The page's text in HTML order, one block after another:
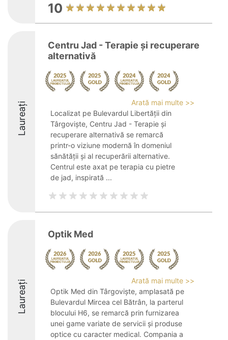
10
Laureați
Centru Jad - Terapie și recuperare
alternativă
Arată mai multe >>
Localizat pe Bulevardul Libertății din
Târgoviște, Centru Jad - Terapie și
recuperare alternativă se remarcă
printr-o viziune modernă în domeniul
sănătății și al recuperării alternative.
Centrul este axat pe terapia cu pietre
de jad, inspirată ...
Laureați
Optik Med
Arată mai multe >>
Optik Med din Târgoviște, amplasată pe
Bulevardul Mircea cel Bătrân, la parterul
blocului H6, se remarcă prin furnizarea
unei game variate de servicii și produse
optice cu caracter medical. Compania a